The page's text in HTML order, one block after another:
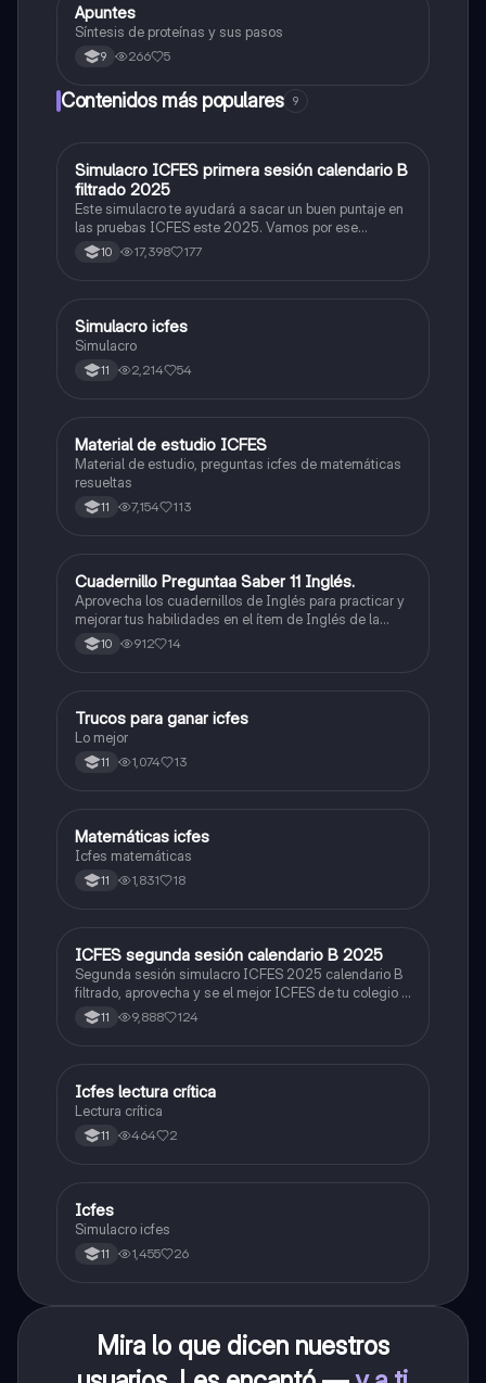
Biologia
Apuntes
Síntesis de proteínas y sus pasos
9 266 5
Contenidos más populares 9
ICFES: Matemáticas
Simulacro ICFES primera sesión calendario B
filtrado 2025
Este simulacro te ayudará a sacar un buen puntaje en
las pruebas ICFES este 2025. Vamos por ese
500/500. Y poder ser admitido en la universidad que
quieras, estudiar la carrera que quieres y no la que te
10 17,398 177
ICFES: Lectura Crítica
Simulacro icfes
Simulacro
11 2,214 54
ICFES: Matemáticas
Material de estudio ICFES
Material de estudio, preguntas icfes de matemáticas
resueltas
11 7,154 113
ICFES: Inglés
Cuadernillo Preguntaa Saber 11 Inglés.
Aprovecha los cuadernillos de Inglés para practicar y
mejorar tus habilidades en el ítem de Inglés de la
Prueba Saber 11. 🫡
10 912 14
Química
Trucos para ganar icfes
Lo mejor
11 1,074 13
ICFES: Matemáticas
Matemáticas icfes
Icfes matemáticas
11 1,831 18
ICFES: Lectura Crítica
ICFES segunda sesión calendario B 2025
Segunda sesión simulacro ICFES 2025 calendario B
filtrado, aprovecha y se el mejor ICFES de tu colegio y
poder ingresar a universidad, y estudiar aquella
carrera con la que tanto sueñas.
11 9,888 124
Lengua Castellana
Icfes lectura crítica
Lectura crítica
11 464 2
ICFES: Sociales y Ciudadanas
Icfes
Simulacro icfes
11 1,455 26
Mira lo que dicen nuestros